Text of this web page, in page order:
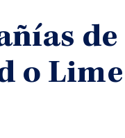
de
o Lime